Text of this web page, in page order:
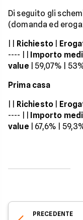
Di seguito gli
(domanda ed
Richiesto
---- | |
Importo
value | 59,07% |
Prima casa
Richiesto
---- | |
Importo
value | 67,6% |
PRECEDENTE